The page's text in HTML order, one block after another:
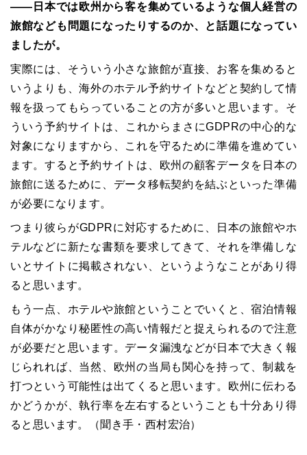
――日本では欧州から客を集めているような個人経営の
旅館なども問題になったりするのか、と話題になってい
ましたが。
実際には、そういう小さな旅館が直接、お客を集めると
いうよりも、海外のホテル予約サイトなどと契約して情
報を扱ってもらっていることの方が多いと思います。そ
ういう予約サイトは、これからまさにGDPRの中心的な
対象になりますから、これを守るために準備を進めてい
ます。すると予約サイトは、欧州の顧客データを日本の
旅館に送るために、データ移転契約を結ぶといった準備
が必要になります。
つまり彼らがGDPRに対応するために、日本の旅館やホ
テルなどに新たな書類を要求してきて、それを準備しな
いとサイトに掲載されない、というようなことがあり得
ると思います。
もう一点、ホテルや旅館ということでいくと、宿泊情報
自体がかなり秘匿性の高い情報だと捉えられるので注意
が必要だと思います。データ漏洩などが日本で大きく報
じられれば、当然、欧州の当局も関心を持って、制裁を
打つという可能性は出てくると思います。欧州に伝わる
かどうかが、執行率を左右するということも十分あり得
ると思います。（聞き手・西村宏治）